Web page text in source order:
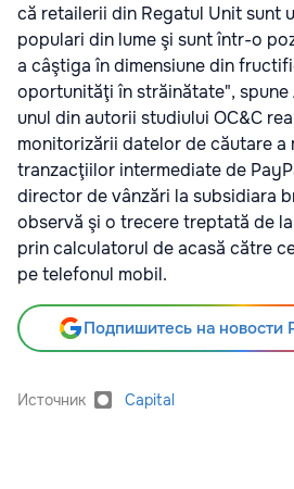
că retailerii din Regatul Unit sunt
populari din lume şi sunt într-o
a câştiga în dimensiune din
oportunităţi în străinătate", spune
unul din autorii studiului OC&C
monitorizării datelor de căutare a
tranzacţiilor intermediate de
director de vânzări la subsidiara
observă şi o trecere treptată de
prin calculatorul de acasă către
pe telefonul mobil.
Подпишитесь на новости
Источник Capital